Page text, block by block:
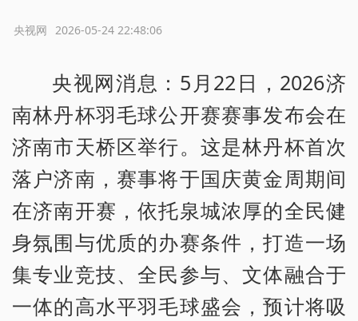
2026-05-24 22:48:06
央视网
央视网消息：5月22日，2026济
南林丹杯羽毛球公开赛赛事发布会在
济南市天桥区举行。这是林丹杯首次
落户济南，赛事将于国庆黄金周期间
在济南开赛，依托泉城浓厚的全民健
身氛围与优质的办赛条件，打造一场
集专业竞技、全民参与、文体融合于
一体的高水平羽毛球盛会，预计将吸